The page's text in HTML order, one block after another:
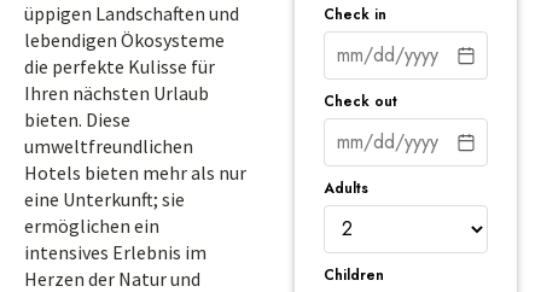
üppigen Landschaften und
lebendigen Ökosysteme
die perfekte Kulisse für
Ihren nächsten Urlaub
bieten. Diese
umweltfreundlichen
Hotels bieten mehr als nur
eine Unterkunft; sie
ermöglichen ein
intensives Erlebnis im
Herzen der Natur und
Check in
Check out
Adults
Children